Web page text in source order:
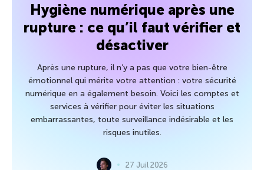
Hygiène numérique après une
rupture : ce qu’il faut vérifier et
désactiver
Après une rupture, il n’y a pas que votre bien-être
émotionnel qui mérite votre attention : votre sécurité
numérique en a également besoin. Voici les comptes et
services à vérifier pour éviter les situations
embarrassantes, toute surveillance indésirable et les
risques inutiles.
27 Juil 2026